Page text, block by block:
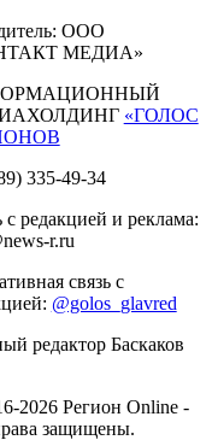
ООО
МЕДИА»
«ГОЛОС
335-49-34
с редакцией и реклама:
r.ru
связь с
@golos_glavred
редактор Баскаков
2026 Регион Online -
защищены.